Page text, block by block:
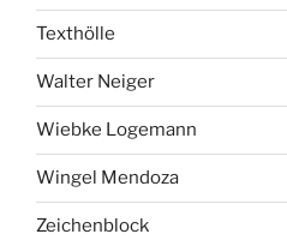
Texthölle
Walter Neiger
Wiebke Logemann
Wingel Mendoza
Zeichenblock